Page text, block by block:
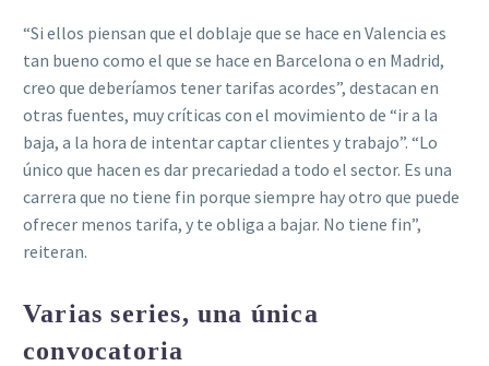
“Si ellos piensan que el doblaje que se hace en Valencia es
tan bueno como el que se hace en Barcelona o en Madrid,
creo que deberíamos tener tarifas acordes”, destacan en
otras fuentes, muy críticas con el movimiento de “ir a la
baja, a la hora de intentar captar clientes y trabajo”. “Lo
único que hacen es dar precariedad a todo el sector. Es una
carrera que no tiene fin porque siempre hay otro que puede
ofrecer menos tarifa, y te obliga a bajar. No tiene fin”,
reiteran.
Varias series, una única
convocatoria